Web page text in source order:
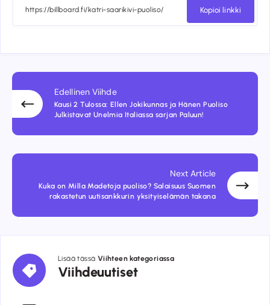
FacebookTwitter
Whatsapp
Kopioi linkki
Edellinen Viihde
Kausi 2 Tulossa: Ellen Jokikunnas ja Hänen Puoliso
Julkistavat Unelmia Italiassa sarjan Paluun!
Next Article
Kuka on Milla Madetoja puoliso? Salaisuus Suomen
rakastetun uutisankkurin yksityiselämän takana
Lisää tässä Viihteen kategoriassa
Viihdeuutiset
Viihdeuutiset